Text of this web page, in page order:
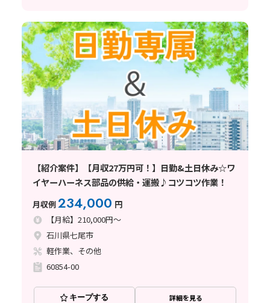
【紹介案件】【月収27万円可！】日勤&土日休み☆ワ
イヤーハーネス部品の供給・運搬♪コツコツ作業！
月収例234,000 円
【月給】210,000円～
石川県七尾市
軽作業、その他
60854-00
キープする 詳細を見る